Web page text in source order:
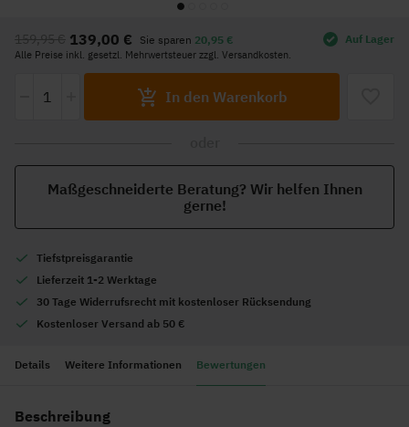
139,00 €
159,95 € Sie sparen 20,95 €
Alle Preise inkl. gesetzl. Mehrwertsteuer zzgl. Versandkosten.
In den Warenkorb
Auf Lager
Maßgeschneiderte Beratung? Wir helfen Ihnen
gerne!
Tiefstpreisgarantie
Lieferzeit 1-2 Werktage
30 Tage Widerrufsrecht mit kostenloser Rücksendung
Kostenloser Versand ab 50 €
der
Bildgalerie
Details Weitere Informationen Bewertungen
Beschreibung